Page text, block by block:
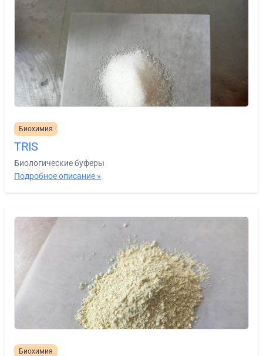
Биохимия
TRIS
Биологические буферы
Подробное описание »
Биохимия